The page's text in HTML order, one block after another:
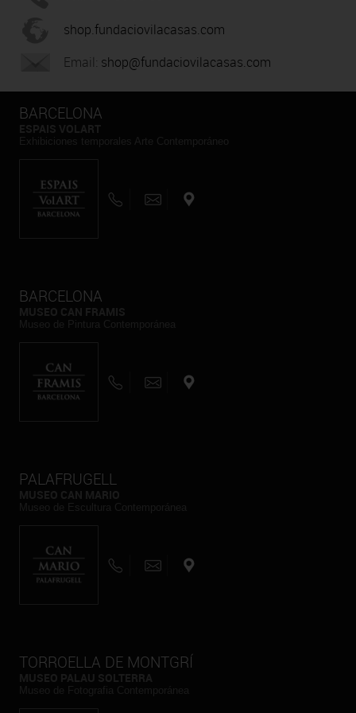
shop.fundaciovilacasas.com
Email: shop@fundaciovilacasas.com
BARCELONA
BARCELONA
PALAFRUGELL
TORROELLA DE MONTGRÍ